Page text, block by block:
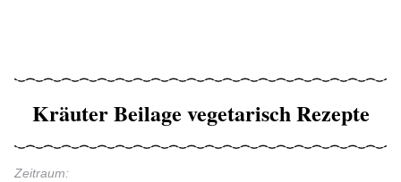
Kräuter Beilage vegetarisch Rezepte
Zeitraum: